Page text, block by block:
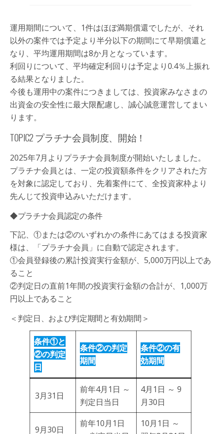
運用期間について、1件はほぼ満期償還でしたが、それ
以外の案件では予定より半分以下の期間にて早期償還と
なり、平均運用期間は8か月となっています。
利回りについて、平均確定利回りは予定より0.4％上振れ
る結果となりました。
今後も運用中の案件につきましては、投資家みなさまの
出資金の安全性に最大限配慮し、誠心誠意運営してまい
ります。
TOPIC2 プラチナ会員制度、開始！
2025年7月よりプラチナ会員制度が開始いたしました。
プラチナ会員とは、一定の投資額条件をクリアされた方
を対象に認定しており、先着案件にて、全投資家枠より
先んじて投資申込みいただけます。
◆プラチナ会員認定の条件
下記、①または②のいずれかの条件にあてはまる投資家
様は、「プラチナ会員」に自動で認定されます。
①会員登録後の累計投資実行金額が、5,000万円以上であ
ること
②判定日の直前1年間の投資実行金額の合計が、1,000万
円以上であること
＜判定日、および判定期間と有効期間＞
条件①と
②の判定
日
条件②の判定
期間
条件②の有
効期間
3月31日
前年4月1日 ～
判定日当日
4月1日 ～ 9
月30日
9月30日
前年10月1日
10月1日 ～